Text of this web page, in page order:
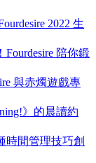
2022 生
陪你鍛
與赤燭遊戲專
》的晨讀約
時間管理技巧創